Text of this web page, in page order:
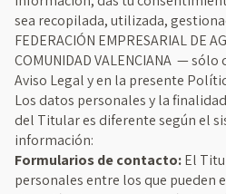
sea recopilada, utilizada,
FEDERACIÓN EMPRESARIAL DE
COMUNIDAD VALENCIANA —
Aviso Legal y en la presente
Los datos personales y la
del Titular es diferente según el
información:
Formularios de contacto:El
personales entre los que pueden